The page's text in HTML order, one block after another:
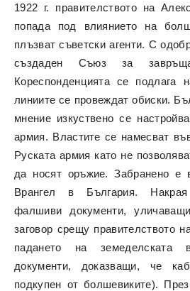
1922 г. правителството на
попада под влиянието на
плъзват съветски агенти. С
създаден Съюз за
Кореспонденцията се подлага
линиите се провеждат обиски.
мнение изкуствено се
армия. Властите се намесват
Руската армия като не
да носят оръжие. Забранено е
Врангел в България.
фалшиви документи,
заговор срещу правителството
падането на земеделската
документи, доказващи, че
подкупен от болшевиките).